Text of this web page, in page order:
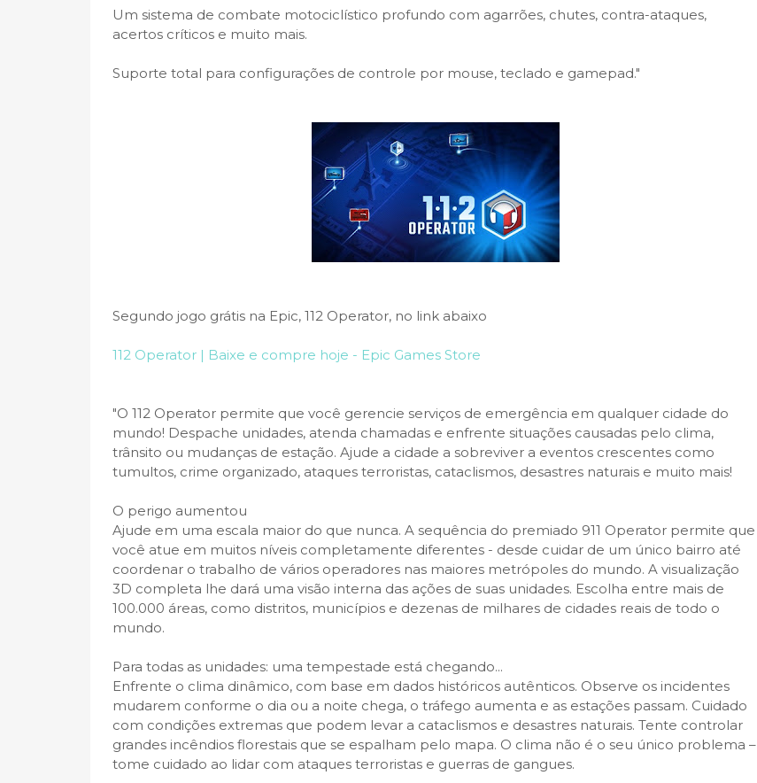
Um sistema de combate motociclístico profundo com agarrões, chutes, contra-ataques,
acertos críticos e muito mais.
Suporte total para configurações de controle por mouse, teclado e gamepad."
Segundo jogo grátis na Epic, 112 Operator, no link abaixo
112 Operator | Baixe e compre hoje - Epic Games Store
"O 112 Operator permite que você gerencie serviços de emergência em qualquer cidade do
mundo! Despache unidades, atenda chamadas e enfrente situações causadas pelo clima,
trânsito ou mudanças de estação. Ajude a cidade a sobreviver a eventos crescentes como
tumultos, crime organizado, ataques terroristas, cataclismos, desastres naturais e muito mais!
O perigo aumentou
Ajude em uma escala maior do que nunca. A sequência do premiado 911 Operator permite que
você atue em muitos níveis completamente diferentes - desde cuidar de um único bairro até
coordenar o trabalho de vários operadores nas maiores metrópoles do mundo. A visualização
3D completa lhe dará uma visão interna das ações de suas unidades. Escolha entre mais de
100.000 áreas, como distritos, municípios e dezenas de milhares de cidades reais de todo o
mundo.
Para todas as unidades: uma tempestade está chegando...
Enfrente o clima dinâmico, com base em dados históricos autênticos. Observe os incidentes
mudarem conforme o dia ou a noite chega, o tráfego aumenta e as estações passam. Cuidado
com condições extremas que podem levar a cataclismos e desastres naturais. Tente controlar
grandes incêndios florestais que se espalham pelo mapa. O clima não é o seu único problema –
tome cuidado ao lidar com ataques terroristas e guerras de gangues.